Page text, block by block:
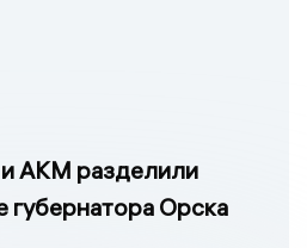
АКМ разделили
губернатора Орска